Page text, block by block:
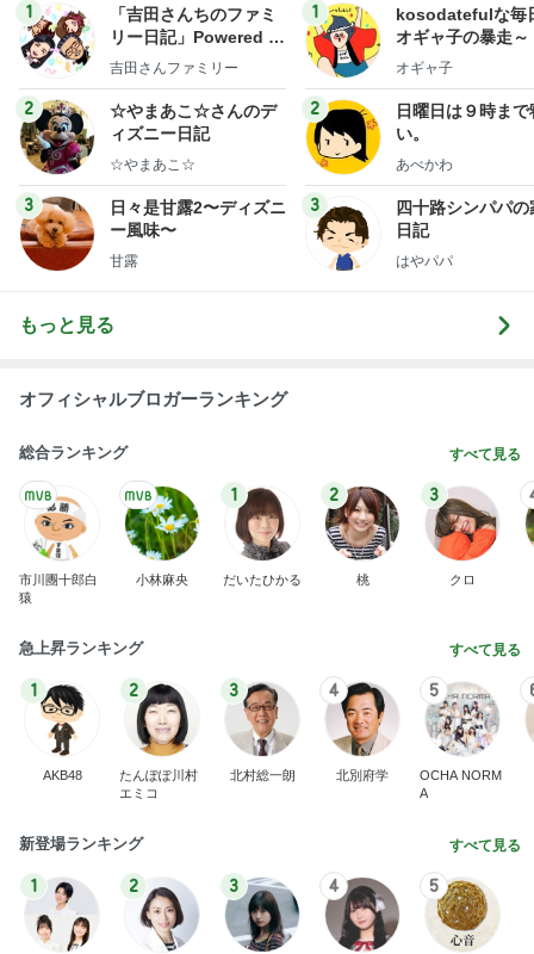
1
「吉田さんちのファミ
リー日記」Powered b
y Ameba 吉田さんファ
ログ
吉田さんファミリー
2
☆やまあこ☆さんのデ
ィズニー日記
☆やまあこ☆
3
日々是甘露2〜ディズニ
ー風味〜
甘露
1
kosodatefulな毎
オギャ子の暴走～
オギャ子
2
日曜日は９時まで
い。
あべかわ
3
四十路シンパパの
日記
はやパパ
もっと見る
オフィシャルブロガーランキング
総合ランキング すべて見る
市川團十郎白
猿
小林麻央
1
だいたひかる
2
桃
3
クロ
急上昇ランキング すべて見る
1
AKB48
2
たんぽぽ川村
エミコ
3
北村総一朗
4
北別府学
5
OCHA NORM
A
新登場ランキング すべて見る
1 2 3 4 5